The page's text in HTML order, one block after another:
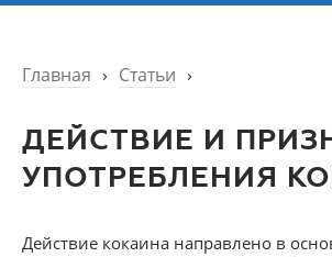
Главная › Статьи ›
ДЕЙСТВИЕ И
УПОТРЕБЛЕНИЯ
Действие кокаина направлено в